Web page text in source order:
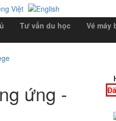
Tư vấn du học Vé máy
ứng -